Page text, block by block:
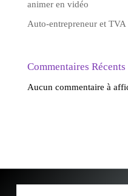
animer en vidéo
Auto-entrepreneur et TVA
Commentaires Récents
Aucun commentaire à